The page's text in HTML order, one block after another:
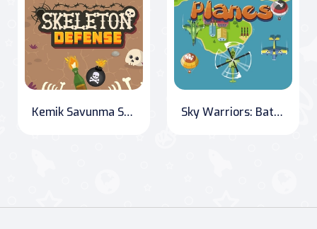
Kemik Savunma Savaşçısı Sky Warriors: Battle Above the Clouds